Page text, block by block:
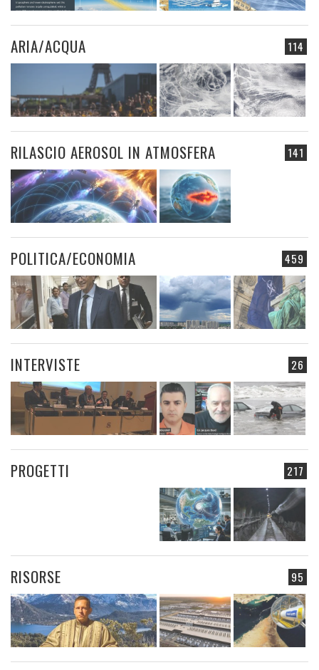
114
ARIA/ACQUA
141
RILASCIO AEROSOL IN ATMOSFERA
459
POLITICA/ECONOMIA
26
INTERVISTE
217
PROGETTI
95
RISORSE